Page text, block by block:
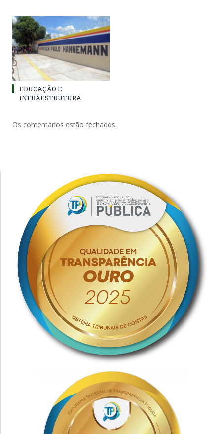
EDUCAÇÃO E
INFRAESTRUTURA
Os comentários estão fechados.